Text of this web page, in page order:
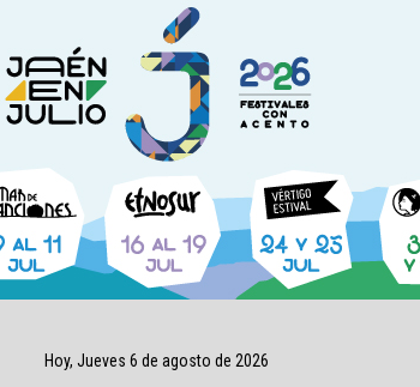
Hoy, Jueves 6 de agosto de 2026